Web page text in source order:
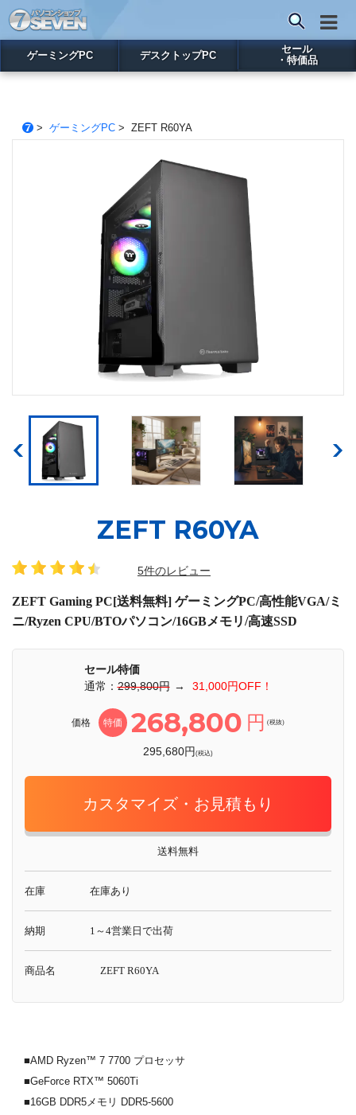
ゲーミングPC デスクトップPC
セール
・特価品
> ゲーミングPC> ZEFT R60YA
ZEFT R60YA
5件のレビュー
ZEFT Gaming PC[送料無料] ゲーミングPC/高性能VGA/ミ
ニ/Ryzen CPU/BTOパソコン/16GBメモリ/高速SSD
セール特価
通常：299,800円 → 31,000円OFF！
価格 特価 268,800 円 (税抜)
295,680円(税込)
カスタマイズ・お見積もり
送料無料
在庫 在庫あり
納期 1～4営業日で出荷
商品名 ZEFT R60YA
■AMD Ryzen™ 7 7700 プロセッサ
■GeForce RTX™ 5060Ti
■16GB DDR5メモリ DDR5-5600